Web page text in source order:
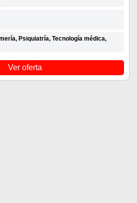
Psiquiatría, Tecnología médica,
Ver oferta